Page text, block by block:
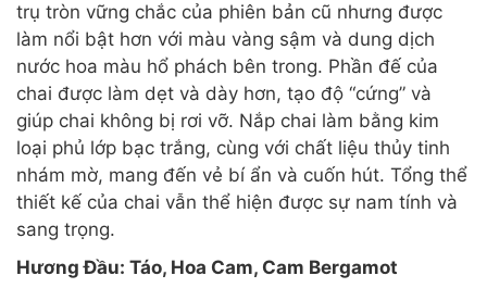
trụ tròn vững chắc của phiên bản cũ nhưng được
làm nổi bật hơn với màu vàng sậm và dung dịch
nước hoa màu hổ phách bên trong. Phần đế của
chai được làm dẹt và dày hơn, tạo độ “cứng” và
giúp chai không bị rơi vỡ. Nắp chai làm bằng kim
loại phủ lớp bạc trắng, cùng với chất liệu thủy tinh
nhám mờ, mang đến vẻ bí ẩn và cuốn hút. Tổng thể
thiết kế của chai vẫn thể hiện được sự nam tính và
sang trọng.
Hương Đầu: Táo, Hoa Cam, Cam Bergamot